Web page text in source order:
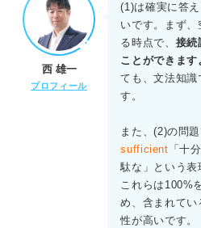
(1)空欄の直前の文では、単語や
述べている。一方、空欄の直後
いるだけでは文化を理解したこ
る。ここでは「学習は可能だが
う逆接の関係が成り立つため、逆
切である。ほかの選択肢は文脈
(2)第一段落において、筆者は、
使うことはできるが、言葉の真
ュアンスや精神を把握すること
る。これは選択肢Dの「ルールを
西 雄一
プロフィール
(1)は確実に答
いです。まず、
る時点で、 接続
ことができます
ても、文法知識
す。
また、(2)の問
sufficient 「十
駄な」という表
これらは100%
め、含まれてい
性が高いです。